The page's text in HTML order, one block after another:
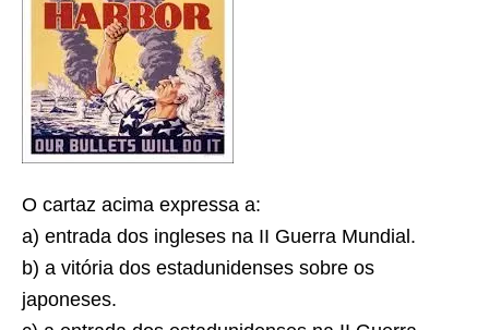
O cartaz acima expressa a:
a) entrada dos ingleses na II Guerra Mundial.
b) a vitória dos estadunidenses sobre os
japoneses.